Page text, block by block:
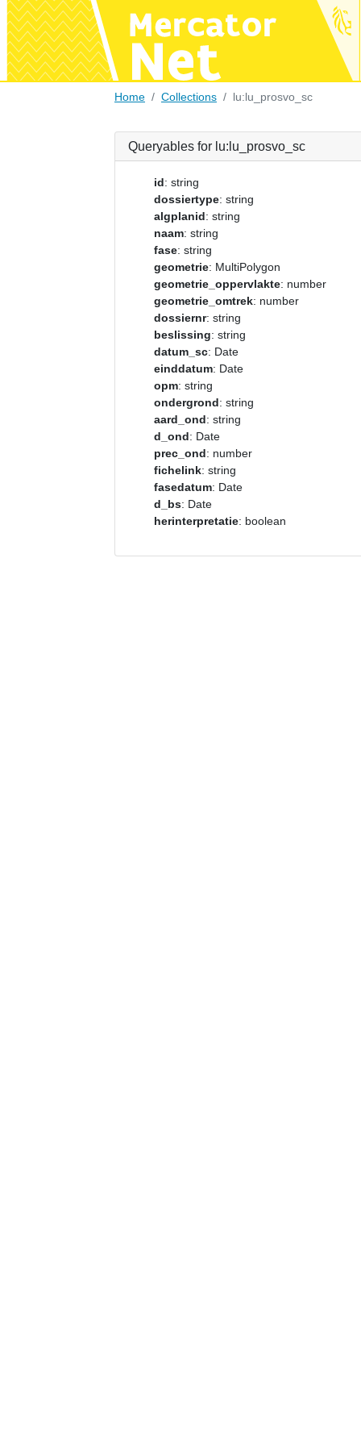
Home Collections lu:lu_prosvo_sc
Queryables for lu:lu_prosvo_sc
id: string
dossiertype: string
algplanid: string
naam: string
fase: string
geometrie: MultiPolygon
geometrie_oppervlakte: number
geometrie_omtrek: number
dossiernr: string
beslissing: string
datum_sc: Date
einddatum: Date
opm: string
ondergrond: string
aard_ond: string
d_ond: Date
prec_ond: number
fichelink: string
fasedatum: Date
d_bs: Date
herinterpretatie: boolean